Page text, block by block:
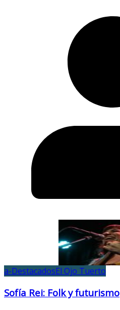
a-DestacadosEl Ojo Tuerto
Sofía Rei: Folk y futurismo